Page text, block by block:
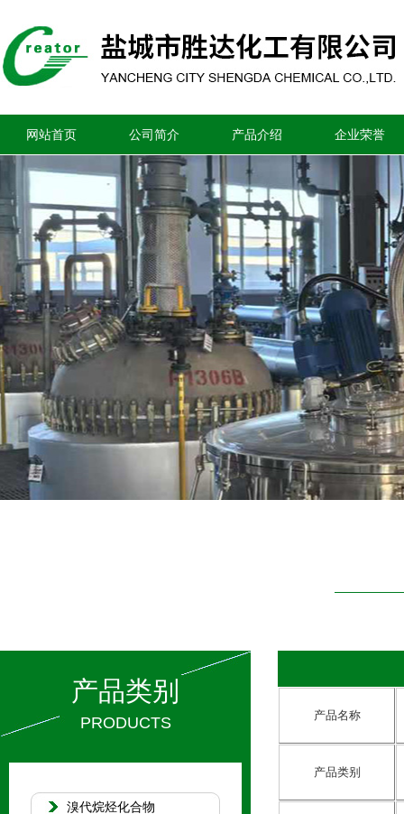
网站首页 公司简介 产品介绍 企业荣誉
产品类别
PRODUCTS
溴代烷烃化合物
产品名称
产品类别